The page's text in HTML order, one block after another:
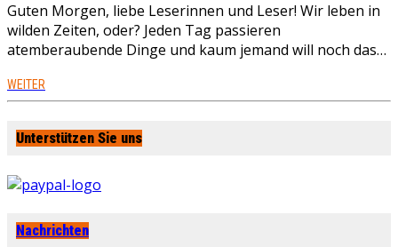
Guten Morgen, liebe Leserinnen und Leser! Wir leben in
wilden Zeiten, oder? Jeden Tag passieren
atemberaubende Dinge und kaum jemand will noch das…
WEITER
Unterstützen Sie uns
Nachrichten